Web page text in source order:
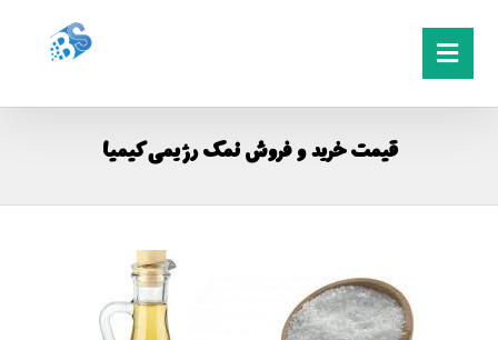
قیمت خرید و فروش نمک رژیمی کیمیا